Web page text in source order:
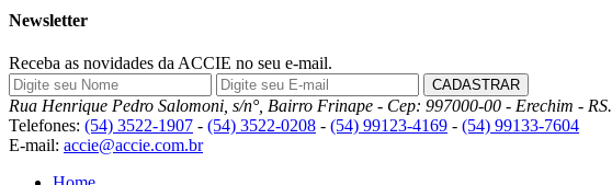
Newsletter
Receba as novidades da ACCIE no seu e-mail.
Rua Henrique Pedro Salomoni, s/n°, Bairro Frinape - Cep: 997000-00 - Erechim - RS.
Telefones: (54) 3522-1907 - (54) 3522-0208 - (54) 99123-4169 - (54) 99133-7604
E-mail: accie@accie.com.br